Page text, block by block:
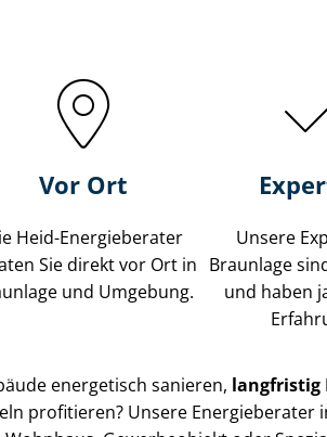
Vor Ort
Heid-Energieberater
Sie direkt vor Ort in
und Umgebung.
Unsere
Braunlage
und haben
energetisch sanieren, langfristig
profitieren? Unsere Energieberater